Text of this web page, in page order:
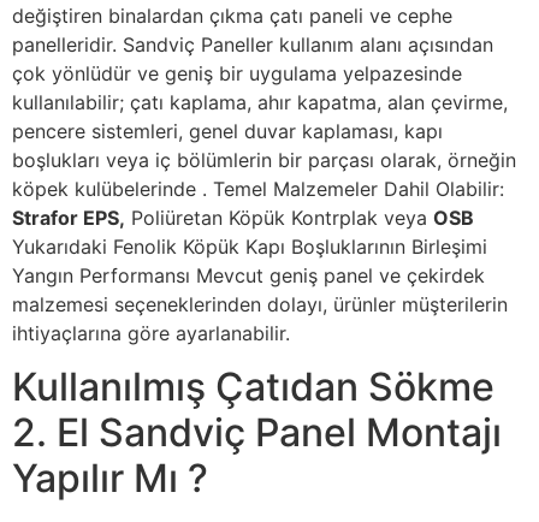
değiştiren binalardan çıkma çatı paneli ve cephe
panelleridir. Sandviç Paneller kullanım alanı açısından
çok yönlüdür ve geniş bir uygulama yelpazesinde
kullanılabilir; çatı kaplama, ahır kapatma, alan çevirme,
pencere sistemleri, genel duvar kaplaması, kapı
boşlukları veya iç bölümlerin bir parçası olarak, örneğin
köpek kulübelerinde . Temel Malzemeler Dahil Olabilir:
Strafor EPS, Poliüretan Köpük Kontrplak veya OSB
Yukarıdaki Fenolik Köpük Kapı Boşluklarının Birleşimi
Yangın Performansı Mevcut geniş panel ve çekirdek
malzemesi seçeneklerinden dolayı, ürünler müşterilerin
ihtiyaçlarına göre ayarlanabilir.
Kullanılmış Çatıdan Sökme
2. El Sandviç Panel Montajı
Yapılır Mı ?